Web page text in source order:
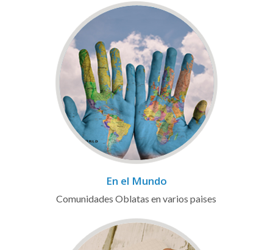
En el Mundo
Comunidades Oblatas en varios paises